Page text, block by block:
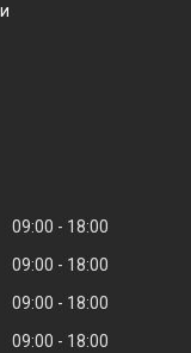
09:00
18:00
09:00
18:00
09:00
18:00
09:00
18:00